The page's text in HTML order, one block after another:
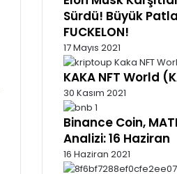
Sürdü! Büyük
FUCKELON!
17 Mayıs 2021
KAKA NFT World
30 Kasım 2021
Binance Coin,
Analizi: 16 Haziran
16 Haziran 2021